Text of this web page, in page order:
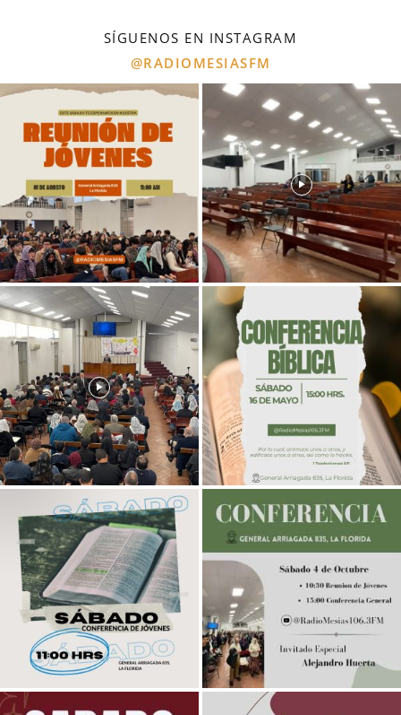
SÍGUENOS EN INSTAGRAM
@RADIOMESIASFM